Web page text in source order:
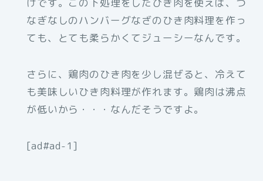
なぎなしのハンバーグなざのひき肉料理を作っ
ても、とても柔らかくてジューシーなんです。
さらに、鶏肉のひき肉を少し混ぜると、冷えて
も美味しいひき肉料理が作れます。鶏肉は沸点
が低いから・・・なんだそうですよ。
[ad#ad-1]